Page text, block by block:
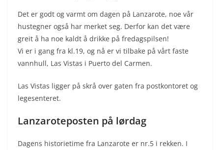
Det er godt og varmt om dagen på Lanzarote, noe vår
hustegner også har merket seg. Derfor kan det være
greit å ha noe kaldt å drikke på fredagspilsen!
Vi er i gang fra kl.19, og nå er vi tilbake på vårt faste
vannhull, Las Vistas i Puerto del Carmen.
Las Vistas ligger på skrå over gaten fra postkontoret og
legesenteret.
Lanzaroteposten på lørdag
Dagens historietime fra Lanzarote er nr.5 i rekken. I